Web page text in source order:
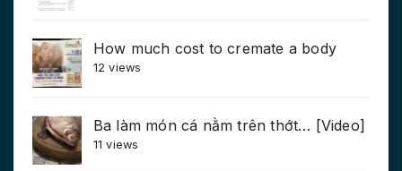
How much cost to cremate a body
12 views
Ba làm món cá nằm trên thớt… [Video]
11 views